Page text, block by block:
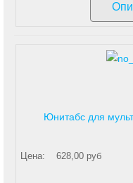
Юнитабс для
Цена: 628,00 руб